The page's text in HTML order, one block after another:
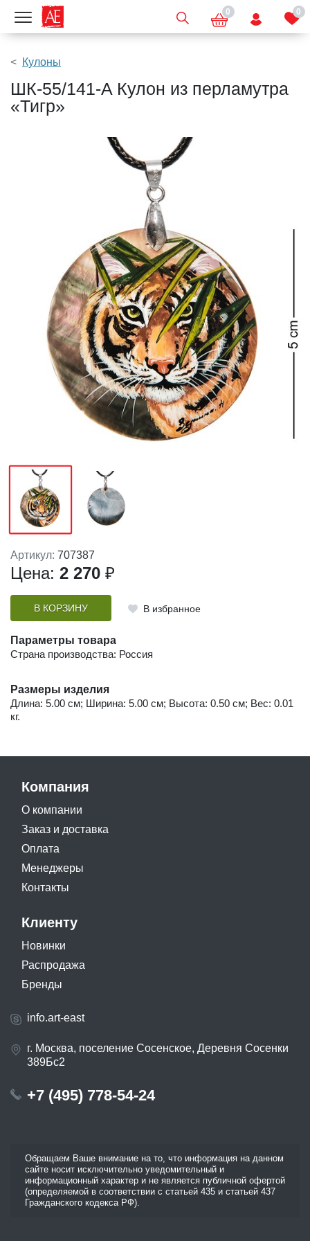
Показать меню 0 0
Кулоны
ШК-55/141-A Кулон из перламутра
«Тигр»
Артикул: 707387
Цена: 2 270 ₽
В КОРЗИНУ В избранное
Параметры товара
Страна производства: Россия
Размеры изделия
Длина: 5.00 см; Ширина: 5.00 см; Высота: 0.50 см; Вес: 0.01
кг.
Компания
О компании
Заказ и доставка
Оплата
Менеджеры
Контакты
Клиенту
Новинки
Распродажа
Бренды
info.art-east
г. Москва, поселение Сосенское, Деревня Сосенки
389Бс2
+7 (495) 778-54-24
Обращаем Ваше внимание на то, что информация на данном
сайте носит исключительно уведомительный и
информационный характер и не является публичной офертой
(определяемой в соответствии с статьей 435 и статьей 437
Гражданского кодекса РФ).